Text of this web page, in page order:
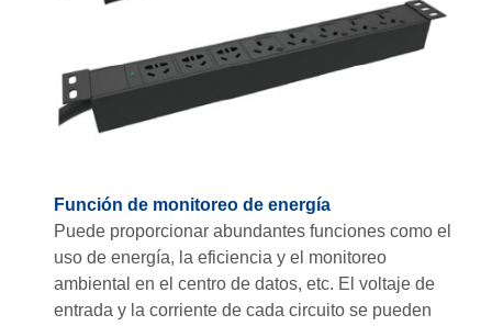
Función de monitoreo de energía
Puede proporcionar abundantes funciones como el
uso de energía, la eficiencia y el monitoreo
ambiental en el centro de datos, etc. El voltaje de
entrada y la corriente de cada circuito se pueden